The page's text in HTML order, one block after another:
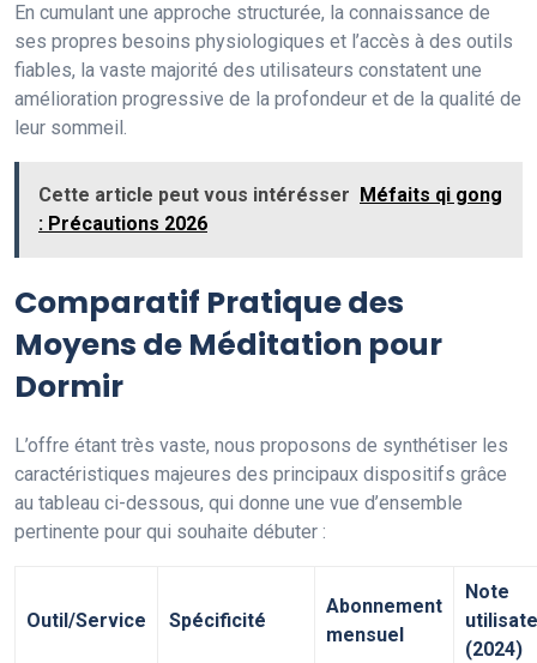
En cumulant une approche structurée, la connaissance de
ses propres besoins physiologiques et l’accès à des outils
fiables, la vaste majorité des utilisateurs constatent une
amélioration progressive de la profondeur et de la qualité de
leur sommeil.
Cette article peut vous intérésser
Méfaits qi gong
: Précautions 2026
Comparatif Pratique des
Moyens de Méditation pour
Dormir
L’offre étant très vaste, nous proposons de synthétiser les
caractéristiques majeures des principaux dispositifs grâce
au tableau ci-dessous, qui donne une vue d’ensemble
pertinente pour qui souhaite débuter :
Outil/Service Spécificité
Abonnement
mensuel
Note
(2024)